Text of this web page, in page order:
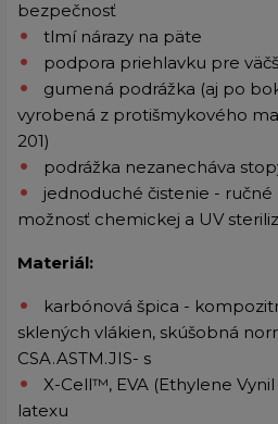
bezpečnosť
tlmí nárazy na päte
podpora priehlavku pre
gumená podrážka (aj po
vyrobená z protišmykového
201)
podrážka nezanecháva
jednoduché čistenie -
možnosť chemickej a UV
Materiál:
karbónová špica -
sklených vlákien, skúšobná
CSA.ASTM.JIS- s
X-Cell™, EVA (Ethylene
latexu